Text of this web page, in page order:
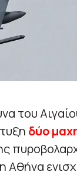
του
δύο
Αθήνα